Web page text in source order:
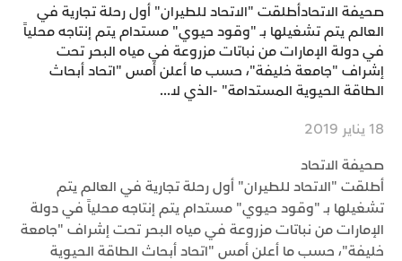
صحيفة الاتحادأطلقت "الاتحاد للطيران" أول رحلة تجارية في
العالم يتم تشغيلها بـ "وقود حيوي" مستدام يتم إنتاجه محلياً
في دولة الإمارات من نباتات مزروعة في مياه البحر تحت
إشراف "جامعة خليفة"، حسب ما أعلن أمس "اتحاد أبحاث
الطاقة الحيوية المستدامة" -الذي لا...
18 يناير 2019
صحيفة الاتحاد
أطلقت "الاتحاد للطيران" أول رحلة تجارية في العالم يتم
تشغيلها بـ "وقود حيوي" مستدام يتم إنتاجه محلياً في دولة
الإمارات من نباتات مزروعة في مياه البحر تحت إشراف "جامعة
خليفة"، حسب ما أعلن أمس "اتحاد أبحاث الطاقة الحيوية